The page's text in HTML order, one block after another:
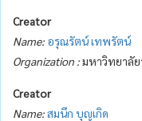
Creator
Name: อรุณรัตน์ เทพรัตน์
Organization :มหาวิทยาลั
Creator
Name:สมนึก บุญเกิด